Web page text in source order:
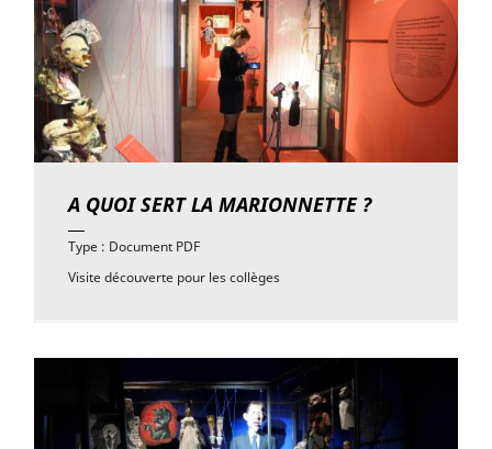
A QUOI SERT LA MARIONNETTE ?
Type : Document PDF
Visite découverte pour les collèges